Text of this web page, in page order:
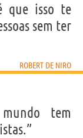
que isso te
sem ter
ROBERT DE NIRO
tem